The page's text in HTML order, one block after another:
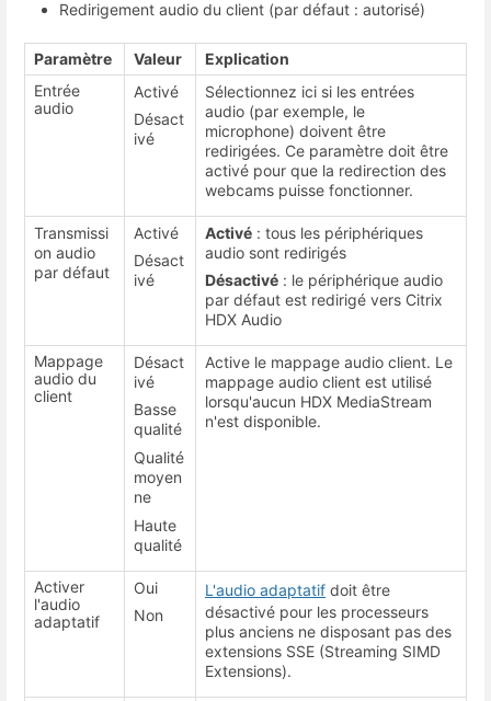
Redirigement audio du client (par défaut : autorisé)
Paramètre Valeur
Explication
Entrée
audio
Activé
Désact
ivé
Sélectionnez ici si les entrées
audio (par exemple, le
microphone) doivent être
redirigées. Ce paramètre doit être
activé pour que la redirection des
webcams puisse fonctionner.
Transmissi
on audio
par défaut
Activé
Désact
ivé
Activé : tous les périphériques
audio sont redirigés
Désactivé : le périphérique audio
par défaut est redirigé vers Citrix
HDX Audio
Mappage
audio du
client
Désact
ivé
Basse
qualité
Qualité
moyen
ne
Haute
qualité
Active le mappage audio client. Le
mappage audio client est utilisé
lorsqu'aucun HDX MediaStream
n'est disponible.
Activer
l'audio
adaptatif
Oui
Non
L'audio adaptatif doit être
désactivé pour les processeurs
plus anciens ne disposant pas des
extensions SSE (Streaming SIMD
Extensions).